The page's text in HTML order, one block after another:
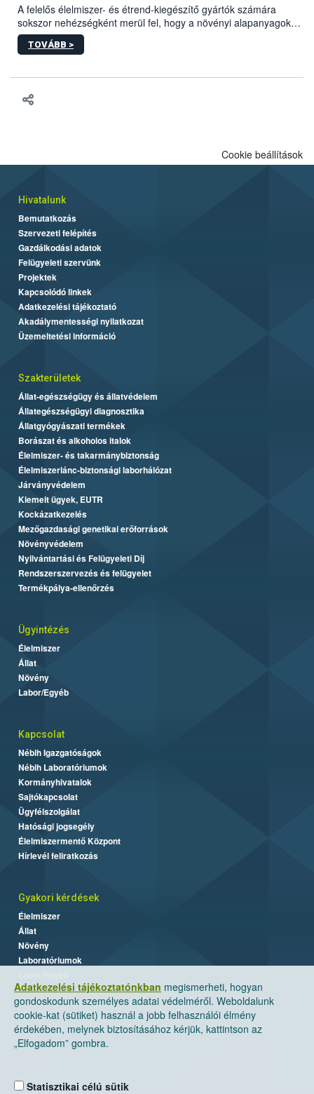
növényi kivonatok élelmiszer-biztonsági
kockázatértékeléséhez szükséges adatbázisokról
A felelős élelmiszer- és étrend-kiegészítő gyártók számára
sokszor nehézségként merül fel, hogy a növényi alapanyagok
és kivonatok, melyek jelenleg uniós szinten nem szabályozottak,
milyen tisztasági, minőségi és biztonsági paramétereknek
minden adatot összevetve dönteni arról, hogy egy alapanyagot
folyamatban szeretnénk segítséget nyújtani a vállalkozásnak az
TOVÁBB >
Adatkezelési tájékoztatónkban megismerheti, hogyan
gondoskodunk személyes adatai védelméről. Weboldalunk
cookie-kat (sütiket) használ a jobb felhasználói élmény
érdekében, melynek biztosításához kérjük, kattintson az
„Elfogadom” gombra.
Statisztikai célú sütik
Cookie beállítások
Hivatalunk
Bemutatkozás
Szervezeti felépítés
Gazdálkodási adatok
Felügyeleti szervünk
Projektek
Kapcsolódó linkek
Adatkezelési tájékoztató
Akadálymentességi nyilatkozat
Üzemeltetési információ
Szakterületek
Állat-egészségügy és állatvédelem
Állategészségügyi diagnosztika
Állatgyógyászati termékek
Borászat és alkoholos italok
Élelmiszer- és takarmánybiztonság
Élelmiszerlánc-biztonsági laborhálózat
Járványvédelem
Kiemelt ügyek, EUTR
Kockázatkezelés
Mezőgazdasági genetikai erőforrások
Növényvédelem
Nyilvántartási és Felügyeleti Díj
Rendszerszervezés és felügyelet
Termékpálya-ellenőrzés
Ügyintézés
Élelmiszer
Állat
Növény
Labor/Egyéb
Kapcsolat
Nébih Igazgatóságok
Nébih Laboratóriumok
Kormányhivatalok
Sajtókapcsolat
Ügyfélszolgálat
Hatósági jogsegély
Élelmiszermentő Központ
Hírlevél feliratkozás
Gyakori kérdések
Élelmiszer
Állat
Növény
Laboratóriumok